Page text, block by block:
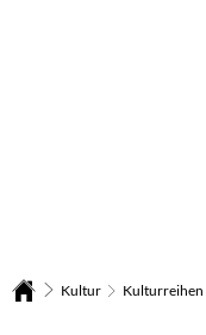
Kultur Kulturreihen